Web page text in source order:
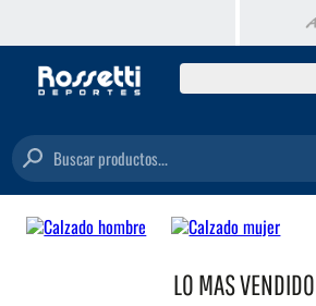
Buscar productos...
LO MAS VENDIDO